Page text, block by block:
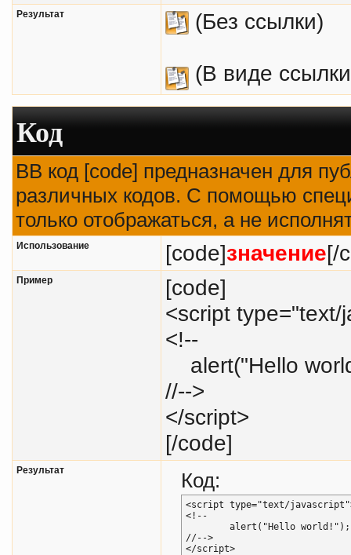
Результат (Без ссылки)
(В виде
Код
BB код [code] предназначен для
различных кодов. С помощью
только отображаться, а не
Использование [code]значение[/
Пример
[code]
<script type="text/
<!--
alert("Hello
//-->
</script>
[/code]
Результат Код:
<script type="text/
<!--
//-->
</script>